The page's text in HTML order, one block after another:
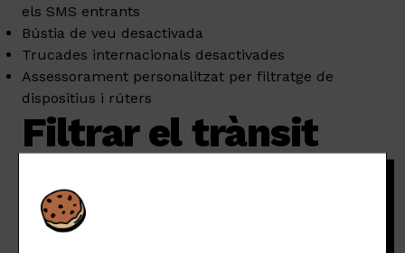
els SMS entrants
Bústia de veu desactivada
Trucades internacionals desactivades
Assessorament personalitzat per filtratge de
dispositius i rúters
Filtrar el trànsit
del router